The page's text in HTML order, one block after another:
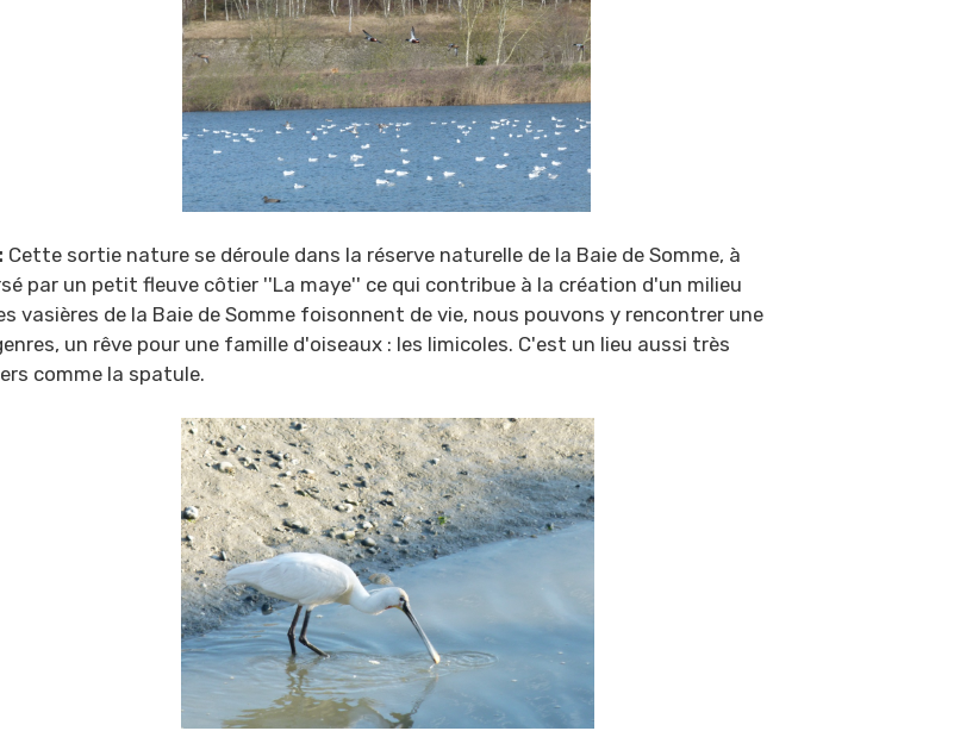
Cette sortie nature se déroule dans la réserve naturelle de la Baie de Somme, à
par un petit fleuve côtier ''La maye'' ce qui contribue à la création d'un milieu
vasières de la Baie de Somme foisonnent de vie, nous pouvons y rencontrer une
un rêve pour une famille d'oiseaux : les limicoles. C'est un lieu aussi très
comme la spatule.